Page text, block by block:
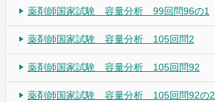
薬剤師国家試験 容量分析 99回問96の1
薬剤師国家試験 容量分析 105回問2
薬剤師国家試験 容量分析 105回問92
薬剤師国家試験 容量分析 105回問92の2